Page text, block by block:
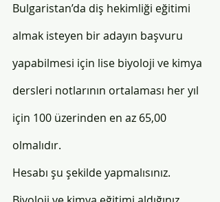
Bulgaristan’da diş hekimliği eğitimi
almak isteyen bir adayın başvuru
yapabilmesi için lise biyoloji ve kimya
dersleri notlarının ortalaması her yıl
için 100 üzerinden en az 65,00
olmalıdır.
Hesabı şu şekilde yapmalısınız.